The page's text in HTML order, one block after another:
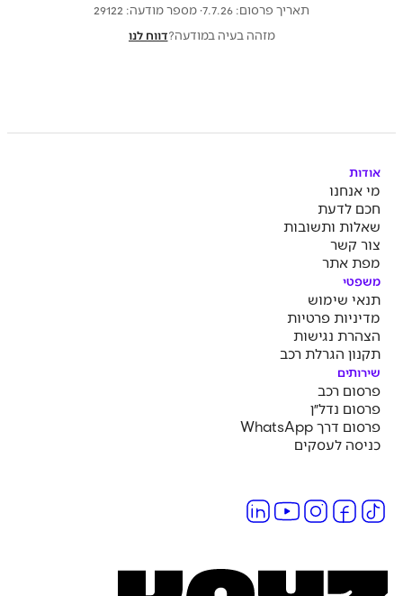
תאריך פרסום: 7.7.26 · מספר מודעה:29122
מזהה בעיה במודעה?דווח לנו
אודות
מי אנחנו
חכם לדעת
שאלות ותשובות
צור קשר
מפת אתר
משפטי
תנאי שימוש
מדיניות פרטיות
הצהרת נגישות
תקנון הגרלת רכב
שירותים
פרסום רכב
פרסום נדל״ן
פרסום דרך WhatsApp
כניסה לעסקים